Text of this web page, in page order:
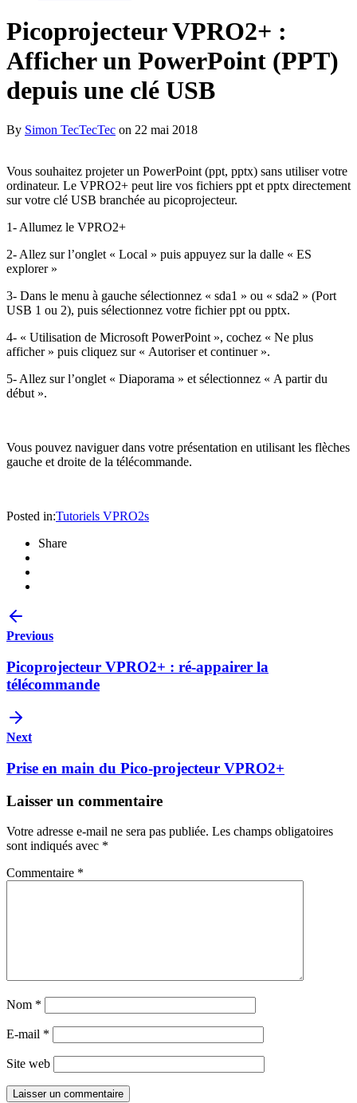
Picoprojecteur VPRO2+ :
Afficher un PowerPoint (PPT)
depuis une clé USB
By Simon TecTecTec on 22 mai 2018
Vous souhaitez projeter un PowerPoint (ppt, pptx) sans utiliser votre
ordinateur. Le VPRO2+ peut lire vos fichiers ppt et pptx directement
sur votre clé USB branchée au picoprojecteur.
1- Allumez le VPRO2+
2- Allez sur l’onglet « Local » puis appuyez sur la dalle « ES
explorer »
3- Dans le menu à gauche sélectionnez « sda1 » ou « sda2 » (Port
USB 1 ou 2), puis sélectionnez votre fichier ppt ou pptx.
4- « Utilisation de Microsoft PowerPoint », cochez « Ne plus
afficher » puis cliquez sur « Autoriser et continuer ».
5- Allez sur l’onglet « Diaporama » et sélectionnez « A partir du
début ».
Vous pouvez naviguer dans votre présentation en utilisant les flèches
gauche et droite de la télécommande.
Posted in:Tutoriels VPRO2s
Share
Previous
Picoprojecteur VPRO2+ : ré-appairer la
télécommande
Next
Prise en main du Pico-projecteur VPRO2+
Laisser un commentaire
Votre adresse e-mail ne sera pas publiée. Les champs obligatoires
sont indiqués avec *
Commentaire *
Nom *
E-mail *
Site web